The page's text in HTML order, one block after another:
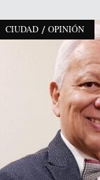
CIUDAD / OPINIÓN